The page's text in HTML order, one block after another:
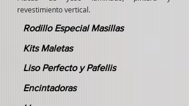
revestimiento vertical.
Rodillo Especial Masillas
Kits Maletas
Liso Perfecto y Pafellis
Encintadoras